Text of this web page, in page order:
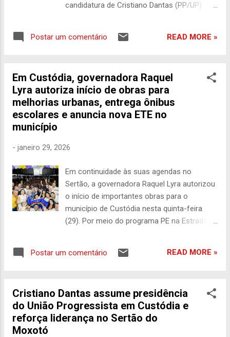
candidatura de Cristiano Dantas (PP/UP)
(PP/UP). Advogado e vereador com quatro
pública, com atuação no Legislativo e
passagem pelas secretarias municipais de
Governo e de Administração. Eduardo da
Fonte destacou a força política e a
“Cristiano tem história, preparo e
forte, que conhece de perto a realidade do
sertão e chega para fortalecer ainda mais o
nosso time na luta por mais investimentos,
desenvolvimento e oportunidades para
Pernambuco”, afirmou. Foto: Igor Toscano
Postar um comentário READ MORE »
Em Custódia, governadora Raquel
Lyra autoriza início de obras para
melhorias urbanas, entrega ônibus
escolares e anuncia nova ETE no
município
- janeiro 29, 2026
Em continuidade às suas agendas no
Sertão, a governadora Raquel Lyra autorizou
o início de importantes obras para o
município de Custódia nesta quinta-feira
(29). Por meio do programa PE na Estrada, a
Ilumina PE, confirmou a substituição de 496
os bairros da cidade. Ainda na cidade
localizada no Sertão do Moxotó, Raquel Lyra
entregou mais dois novos ônibus escolares,
Postar um comentário READ MORE »
Cristiano Dantas assume presidência
do União Progressista em Custódia e
reforça liderança no Sertão do
Moxotó